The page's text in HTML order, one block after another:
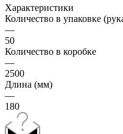
Характеристики
Количество в упаковке
—
50
Количество в коробке
—
2500
Длина (мм)
—
180